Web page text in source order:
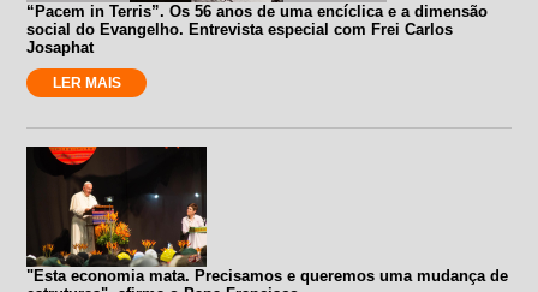
“Pacem in Terris”. Os 56 anos de uma encíclica e a dimensão
social do Evangelho. Entrevista especial com Frei Carlos
Josaphat
LER MAIS
"Esta economia mata. Precisamos e queremos uma mudança de